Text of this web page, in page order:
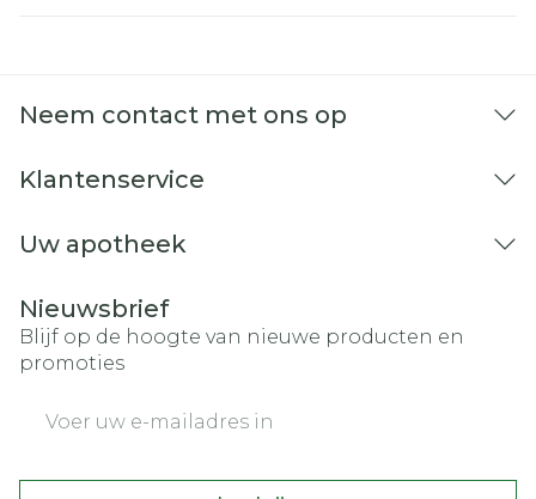
Neem contact met ons op
Klantenservice
Uw apotheek
Nieuwsbrief
Blijf op de hoogte van nieuwe producten en
promoties